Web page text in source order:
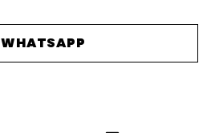
WHATSAPP